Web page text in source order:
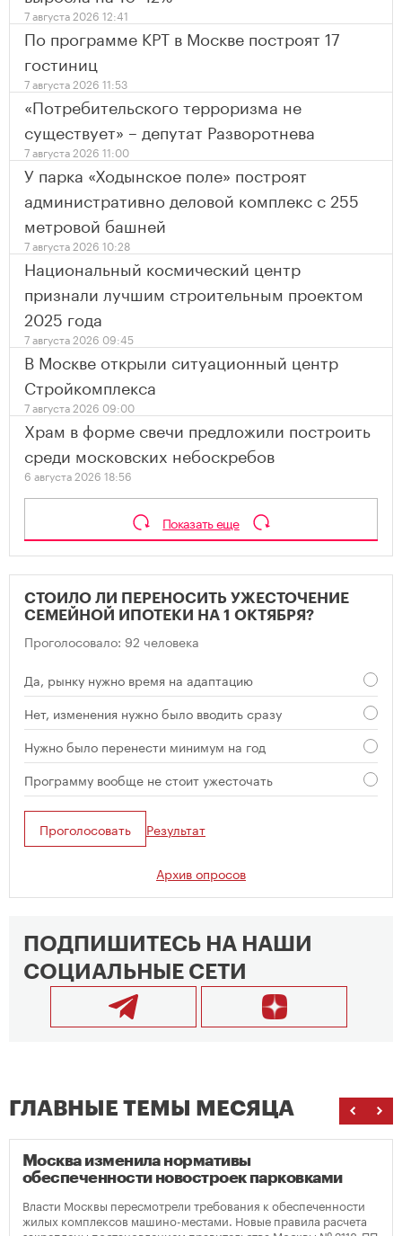
7 августа 2026 12:41
По программе КРТ в Москве построят 17
гостиниц
7 августа 2026 11:53
«Потребительского терроризма не
существует» – депутат Разворотнева
7 августа 2026 11:00
У парка «Ходынское поле» построят
административно деловой комплекс с 255
метровой башней
7 августа 2026 10:28
Национальный космический центр
признали лучшим строительным проектом
2025 года
7 августа 2026 09:45
В Москве открыли ситуационный центр
Стройкомплекса
7 августа 2026 09:00
Храм в форме свечи предложили построить
среди московских небоскребов
6 августа 2026 18:56
Показать еще
СТОИЛО ЛИ ПЕРЕНОСИТЬ УЖЕСТОЧЕНИЕ
СЕМЕЙНОЙ ИПОТЕКИ НА 1 ОКТЯБРЯ?
Проголосовало: 92 человека
Да, рынку нужно время на адаптацию
Нет, изменения нужно было вводить сразу
Нужно было перенести минимум на год
Программу вообще не стоит ужесточать
Проголосовать Результат
Архив опросов
ПОДПИШИТЕСЬ НА НАШИ
СОЦИАЛЬНЫЕ СЕТИ
ГЛАВНЫЕ ТЕМЫ МЕСЯЦА
Москва изменила нормативы
обеспеченности новостроек парковками
Власти Москвы пересмотрели требования к обеспеченности
жилых комплексов машино-местами. Новые правила расчета